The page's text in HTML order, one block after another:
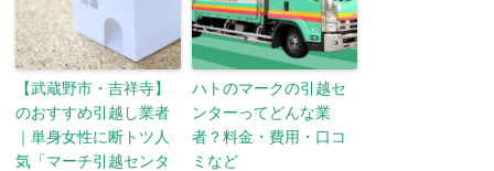
【武蔵野市・吉祥寺】
のおすすめ引越し業者
｜単身女性に断トツ人
気「マーチ引越センタ
ハトのマークの引越セ
ンターってどんな業
者？料金・費用・口コ
ミなど